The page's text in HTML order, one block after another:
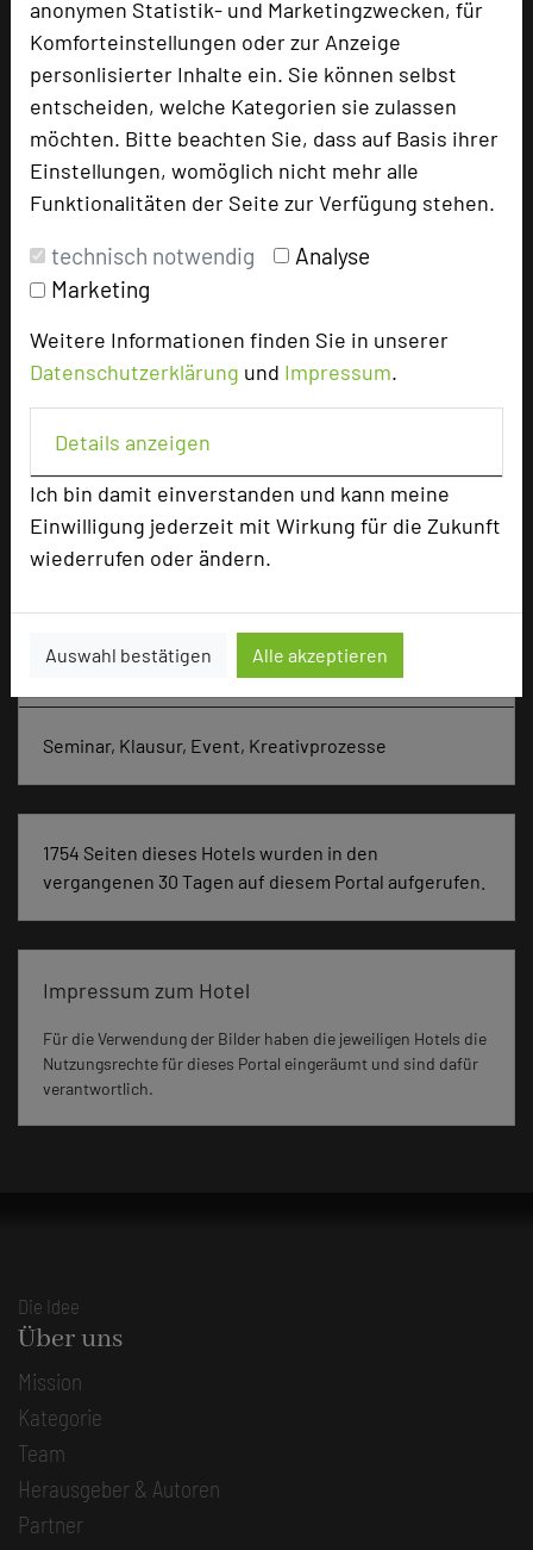
anonymen Statistik- und Marketingzwecken, für
Komforteinstellungen oder zur Anzeige
personlisierter Inhalte ein. Sie können selbst
entscheiden, welche Kategorien sie zulassen
möchten. Bitte beachten Sie, dass auf Basis ihrer
Einstellungen, womöglich nicht mehr alle
Funktionalitäten der Seite zur Verfügung stehen.
technisch notwendig
Analyse
Marketing
Weitere Informationen finden Sie in unserer
Datenschutzerklärung und Impressum.
Details anzeigen
Ich bin damit einverstanden und kann meine
Einwilligung jederzeit mit Wirkung für die Zukunft
wiederrufen oder ändern.
Auswahl bestätigen Alle akzeptieren
Tagungsplaner
Tagungsleiter
Tagungsteilnehmer
Hoteldaten
Max. Tagungskapazität (Personen)
U-Form
273
Parlamentarisch
Tagungsräume
Zimmer
Doppelzimmer
Besonders geeignet für
Seminar, Klausur, Event, Kreativprozesse
1754 Seiten dieses Hotels wurden in den
vergangenen 30 Tagen auf diesem Portal aufgerufen.
Impressum zum Hotel
Für die Verwendung der Bilder haben die jeweiligen Hotels die
Nutzungsrechte für dieses Portal eingeräumt und sind dafür
verantwortlich.
Die Idee
Über uns
Mission
Kategorie
Team
Herausgeber & Autoren
Partner